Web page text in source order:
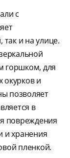
с
и на улице.
горшком, для
и
позволяет
в
повреждения
и хранения
пленкой.